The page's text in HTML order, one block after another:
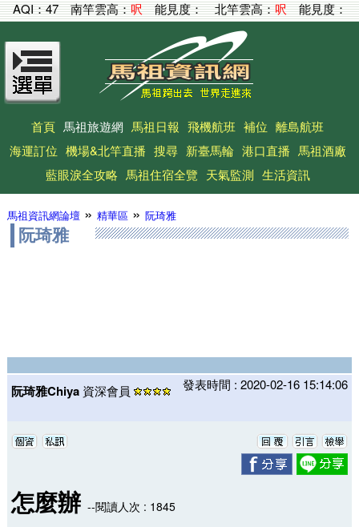
AQI：47 南竿雲高：呎能見度：北竿雲高：呎能見度：
首頁 馬祖旅遊網 馬祖日報 飛機航班 補位 離島航班
海運訂位 機場&北竿直播 搜尋 新臺馬輪 港口直播 馬祖酒廠
藍眼淚全攻略 馬祖住宿全覽 天氣監測 生活資訊
馬祖資訊網論壇» 精華區» 阮琦雅
阮琦雅
阮琦雅Chiya 資深會員 發表時間 : 2020-02-16 15:14:06
怎麼辦 --閱讀人次 : 1845